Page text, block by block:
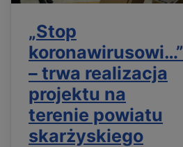
„Stop
koronawirusowi…”
– trwa realizacja
projektu na
terenie powiatu
skarżyskiego